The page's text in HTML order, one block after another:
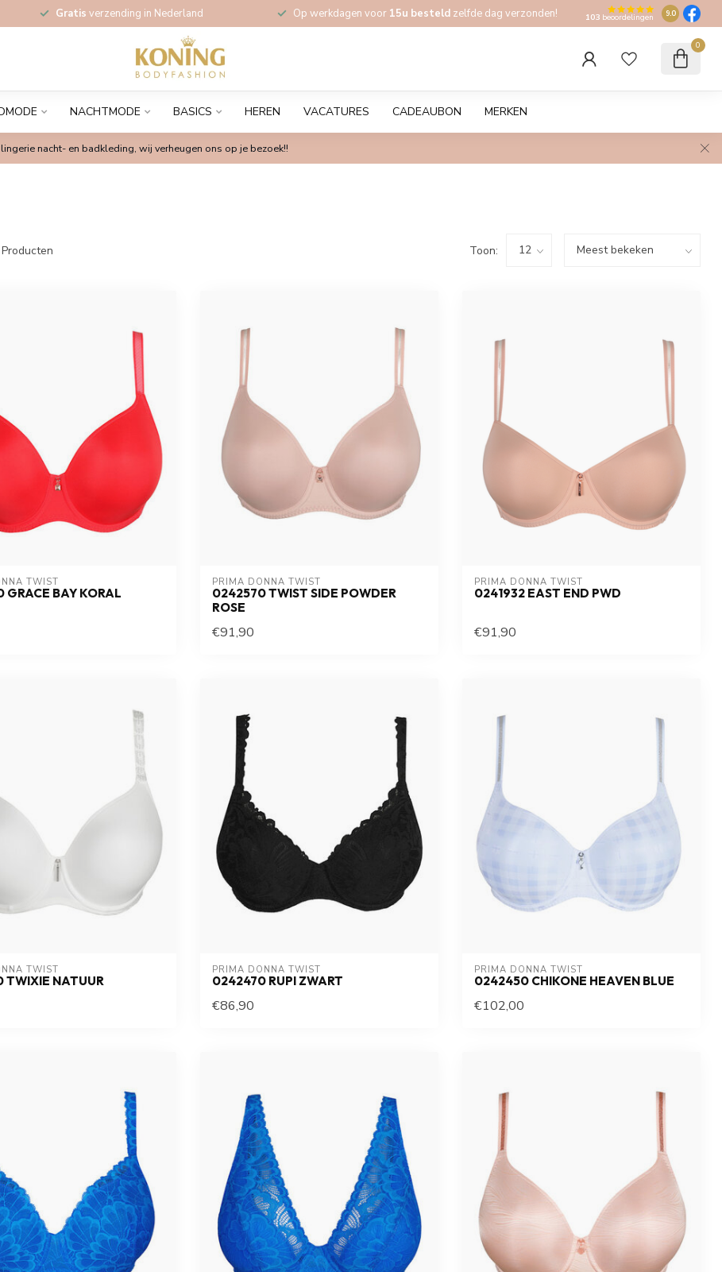
Gratis verzending in Nederland Op werkdagen voor 15u besteld zelfde dag verzonden! 103 beoordelingen 9.0
0
NACHTMODE BASICS HEREN VACATURES CADEAUBON MERKEN
nacht- en badkleding, wij verheugen ons op je bezoek!!
Producten Toon:
TWIST
BAY KORAL
PRIMA DONNA TWIST
0242570 TWIST SIDE POWDER
ROSE
€91,90
PRIMA DONNA TWIST
0241932 EAST END PWD
€91,90
TWIST
TWIXIE NATUUR
PRIMA DONNA TWIST
0242470 RUPI ZWART
€86,90
PRIMA DONNA TWIST
0242450 CHIKONE HEAVEN BLUE
€102,00